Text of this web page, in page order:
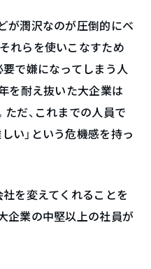
が潤沢なのが圧倒的にベ
れらを使いこなすため
要で嫌になってしまう人
を耐え抜いた大企業は
ただ、これまでの人員で
い」という危機感を持っ
社を変えてくれることを
企業の中堅以上の社員が